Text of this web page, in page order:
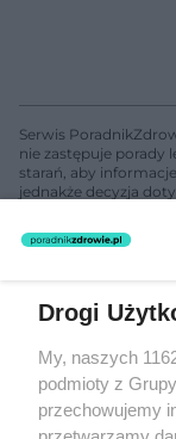
Serwis
nie zastępuje porady
starań, aby
jednakże decyzja
zastosowania
nie prowadzi
Żaden utwór
rozpowszechniany
(w tym także
eksploatacji w
Drogi
My, naszych
podmioty z
przechowujemy